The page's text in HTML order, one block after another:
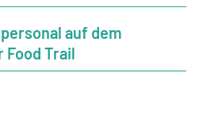
auf dem
Food Trail